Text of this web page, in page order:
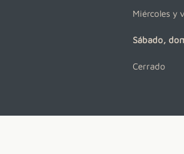
Miércoles y
Sábado,
Cerrado